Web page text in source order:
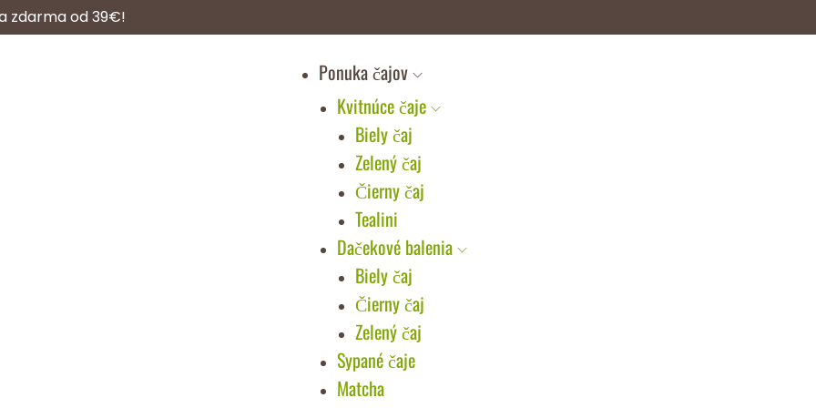
zdarma od 39€!
Ponuka čajov
Kvitnúce čaje
Biely čaj
Zelený čaj
Čierny čaj
Tealini
Dačekové balenia
Biely čaj
Čierny čaj
Zelený čaj
Sypané čaje
Matcha